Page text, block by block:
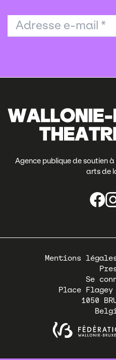
Adresse e-mail *
Agence publique de soutien
arts de
Pied
Mentions
Se
Place
1050